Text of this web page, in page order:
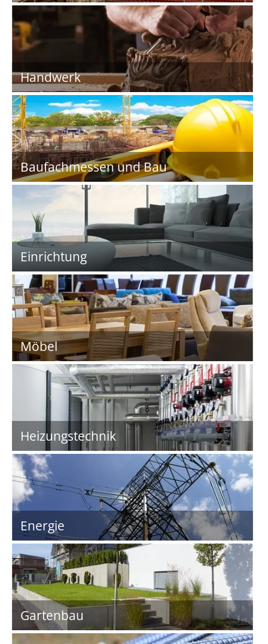
Handwerk
Baufachmessen und Bau
Einrichtung
Möbel
Heizungstechnik
Energie
Gartenbau